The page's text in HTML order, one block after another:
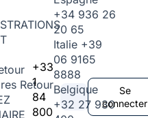
Retour
+33
1
84
800
+34 936 26
20 65
Italie +39
06 9165
8888
Belgique
+32 27 930
Se
connecter